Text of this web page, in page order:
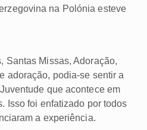
na Polónia esteve
Santas Missas, Adoração,
adoração, podia-se sentir a
que acontece em
Isso foi enfatizado por todos
a experiência.